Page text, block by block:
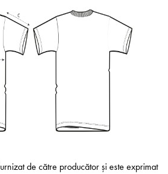
de către producător și este exprimat